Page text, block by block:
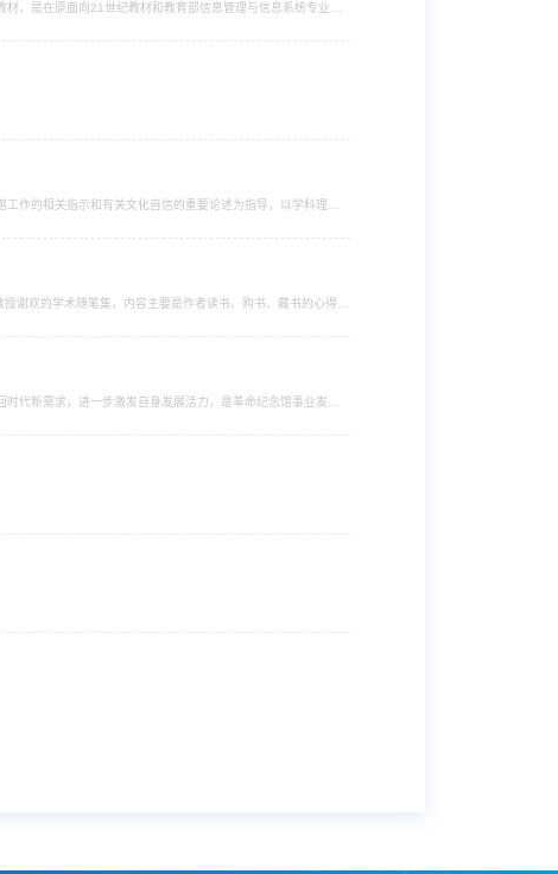
，是在原面向21世纪教材和教育部信息管理与信息系统专业系
作的相关指示和有关文化自信的重要论述为指导，以学科理论
谢欢的学术随笔集，内容主要是作者读书、购书、藏书的心得以
代新需求，进一步激发自身发展活力，是革命纪念馆事业发展